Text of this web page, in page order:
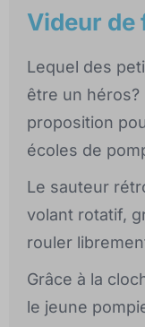
Videur de
Lequel des
être un héros?
proposition
écoles de
Le sauteur
volant rotatif,
rouler
Grâce à la
le jeune